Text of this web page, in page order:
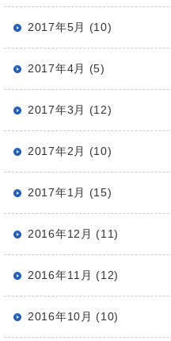
2017年5月 (10)
2017年4月 (5)
2017年3月 (12)
2017年2月 (10)
2017年1月 (15)
2016年12月 (11)
2016年11月 (12)
2016年10月 (10)